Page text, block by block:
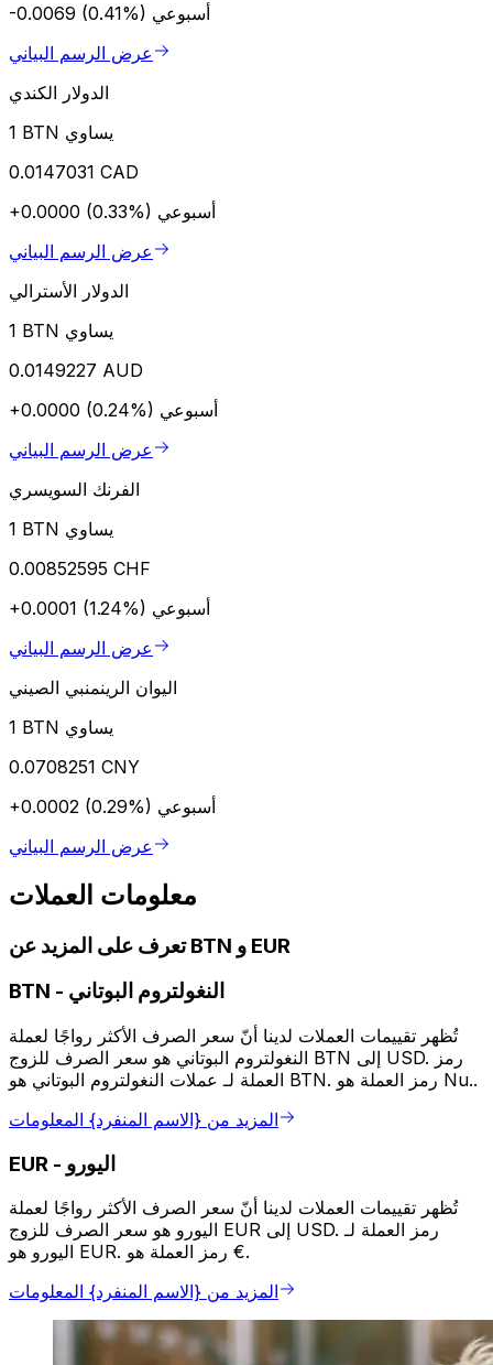
-0.0069 (0.41%) أسبوعي
عرض الرسم البياني
الدولار الكندي
1 BTN يساوي
0.0147031 CAD
+0.0000 (0.33%) أسبوعي
عرض الرسم البياني
الدولار الأسترالي
1 BTN يساوي
0.0149227 AUD
+0.0000 (0.24%) أسبوعي
عرض الرسم البياني
الفرنك السويسري
1 BTN يساوي
0.00852595 CHF
+0.0001 (1.24%) أسبوعي
عرض الرسم البياني
اليوان الرينمنبي الصيني
1 BTN يساوي
0.0708251 CNY
+0.0002 (0.29%) أسبوعي
عرض الرسم البياني
معلومات العملات
تعرف على المزيد عن BTN و EUR
BTN - النغولتروم البوتاني
تُظهر تقييمات العملات لدينا أنّ سعر الصرف الأكثر رواجًا لعملة
النغولتروم البوتاني هو سعر الصرف للزوج BTN إلى USD. رمز
العملة لـ عملات النغولتروم البوتاني هو BTN. رمز العملة هو Nu..
المزيد من {الاسم المنفرد} المعلومات
EUR - اليورو
تُظهر تقييمات العملات لدينا أنّ سعر الصرف الأكثر رواجًا لعملة
اليورو هو سعر الصرف للزوج EUR إلى USD. رمز العملة لـ
اليورو هو EUR. رمز العملة هو €.
المزيد من {الاسم المنفرد} المعلومات